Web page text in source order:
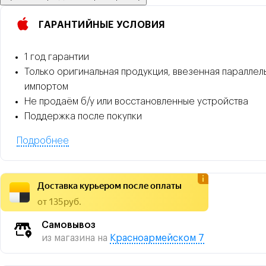
ГАРАНТИЙНЫЕ УСЛОВИЯ
1 год гарантии
Только оригинальная продукция, ввезенная
импортом
Не продаём б/у или восстановленные устройства
Поддержка после покупки
Подробнее
Доставка курьером после оплаты
от 135 руб.
Самовывоз
из магазина на Красноармейском 7